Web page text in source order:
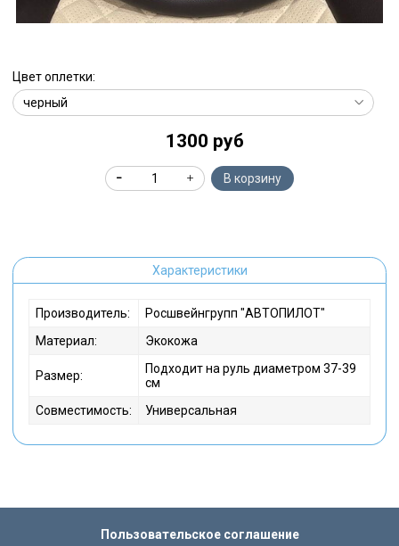
Цвет оплетки:
1300 руб
В корзину
Характеристики
Производитель:
Росшвейнгрупп "АВТОПИЛОТ"
Материал:
Экокожа
Размер:
Подходит на руль диаметром 37-39
см
Совместимость:
Универсальная
Пользовательское соглашение